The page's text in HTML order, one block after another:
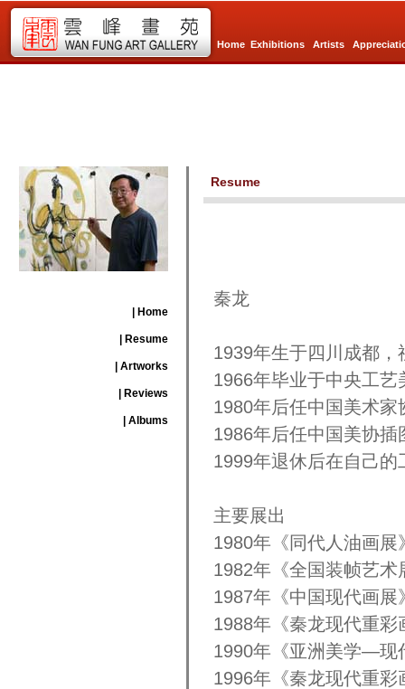
Home Exhibitions Artists
| Home
| Resume
| Artworks
| Reviews
| Albums
Resume
秦龙
1939年生于四川成都，
1966年毕业于中央工
1980年后任中国美术家
1986年后任中国美协插
1999年退休后在自己的
主要展出
1980年《同代人油画展
1982年《全国装帧艺
1987年《中国现代画展
1988年《秦龙现代重彩
1990年《亚洲美学—现
1996年《秦龙现代重彩